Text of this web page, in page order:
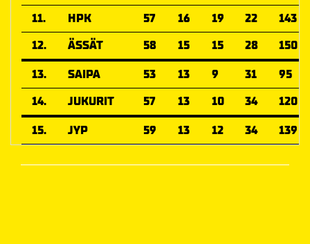
11.
HPK 57 16 19 22
143
12.
ÄSSÄT 58 15 15 28
150
13.
SAIPA 53 13 9 31
95
14.
JUKURIT 57 13 10 34
120
15.
JYP 59 13 12 34 139